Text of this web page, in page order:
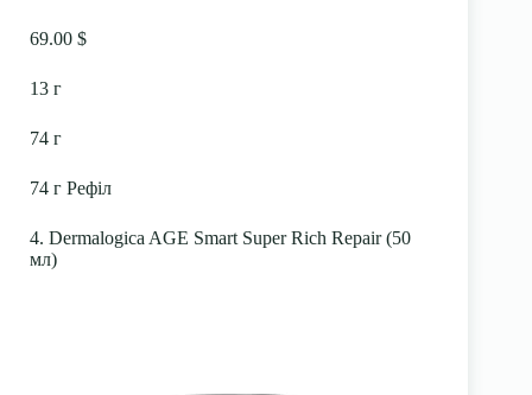
69.00 $
13 г
74 г
74 г Рефіл
4. Dermalogica AGE Smart Super Rich Repair (50
мл)